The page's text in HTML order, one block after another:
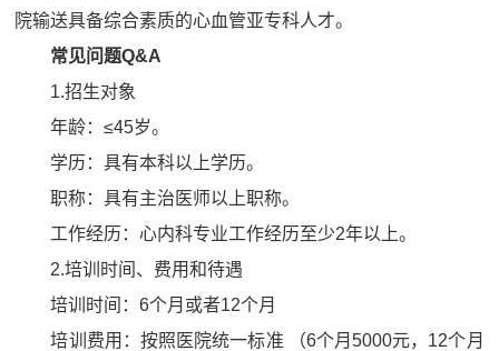
院输送具备综合素质的心血管亚专科人才。
常见问题Q&A
1.招生对象
年龄：≤45岁。
学历：具有本科以上学历。
职称：具有主治医师以上职称。
工作经历：心内科专业工作经历至少2年以上。
2.培训时间、费用和待遇
培训时间：6个月或者12个月
培训费用：按照医院统一标准 （6个月5000元，12个月